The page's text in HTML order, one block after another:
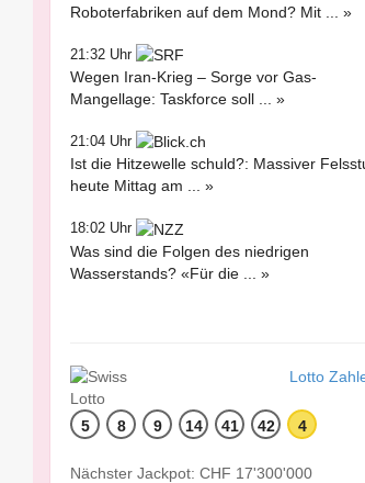
Roboterfabriken auf dem Mond? Mit ... »
21:32 Uhr
Wegen Iran-Krieg – Sorge vor Gas-
Mangellage: Taskforce soll ... »
21:04 Uhr
Ist die Hitzewelle schuld?: Massiver
heute Mittag am ... »
18:02 Uhr
Was sind die Folgen des niedrigen
Wasserstands? «Für die ... »
Lotto
5 8 9 14 41 42 4
Nächster Jackpot: CHF 17'300'000